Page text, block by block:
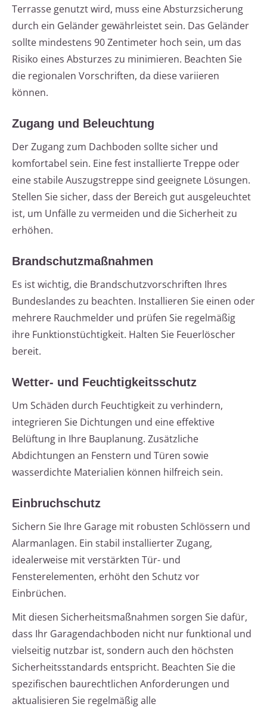
Terrasse genutzt wird, muss eine Absturzsicherung
durch ein Geländer gewährleistet sein. Das Geländer
sollte mindestens 90 Zentimeter hoch sein, um das
Risiko eines Absturzes zu minimieren. Beachten Sie
die regionalen Vorschriften, da diese variieren
können.
Zugang und Beleuchtung
Der Zugang zum Dachboden sollte sicher und
komfortabel sein. Eine fest installierte Treppe oder
eine stabile Auszugstreppe sind geeignete Lösungen.
Stellen Sie sicher, dass der Bereich gut ausgeleuchtet
ist, um Unfälle zu vermeiden und die Sicherheit zu
erhöhen.
Brandschutzmaßnahmen
Es ist wichtig, die Brandschutzvorschriften Ihres
Bundeslandes zu beachten. Installieren Sie einen oder
mehrere Rauchmelder und prüfen Sie regelmäßig
ihre Funktionstüchtigkeit. Halten Sie Feuerlöscher
bereit.
Wetter- und Feuchtigkeitsschutz
Um Schäden durch Feuchtigkeit zu verhindern,
integrieren Sie Dichtungen und eine effektive
Belüftung in Ihre Bauplanung. Zusätzliche
Abdichtungen an Fenstern und Türen sowie
wasserdichte Materialien können hilfreich sein.
Einbruchschutz
Sichern Sie Ihre Garage mit robusten Schlössern und
Alarmanlagen. Ein stabil installierter Zugang,
idealerweise mit verstärkten Tür- und
Fensterelementen, erhöht den Schutz vor
Einbrüchen.
Mit diesen Sicherheitsmaßnahmen sorgen Sie dafür,
dass Ihr Garagendachboden nicht nur funktional und
vielseitig nutzbar ist, sondern auch den höchsten
Sicherheitsstandards entspricht. Beachten Sie die
spezifischen baurechtlichen Anforderungen und
aktualisieren Sie regelmäßig alle